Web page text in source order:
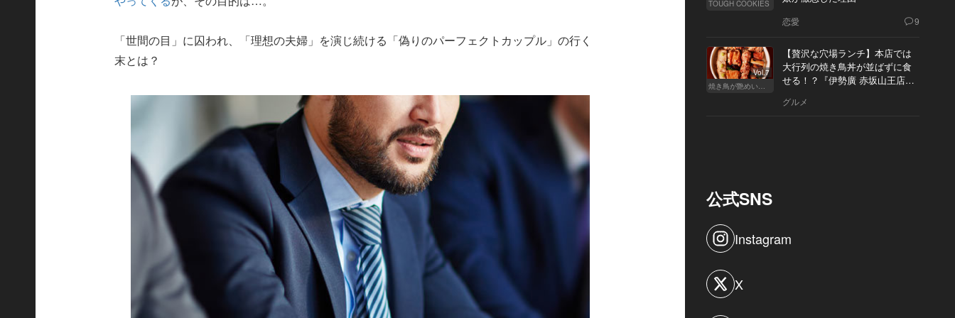
「世間の目」に囚われ、「理想の夫婦」を演じ続ける「偽りのパーフェクトカップル」の行く
末とは？
TOUGH COOKIES
恋愛 9
Vol.7
焼き鳥が艶めいてきた
【贅沢な穴場ランチ】本店では
大行列の焼き鳥丼が並ばずに食
せる！？『伊勢廣 赤坂山王店』
グルメ
公式SNS
Instagram
X